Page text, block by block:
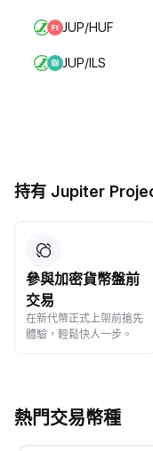
JUP/HUF
JUP/ILS
持有 Jupiter
參與加密貨幣盤前
交易
在新代幣正式上架前搶先
體驗，輕鬆快人一步。
熱門交易幣種